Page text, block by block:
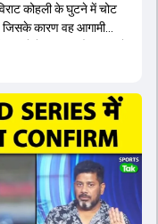
कोहली के घुटने में चोट
जिसके कारण वह आगामी
में सामान्य तौर पर 4 से
पड़ी तो 3 से 5 महीने
14 जुलाई से शुरू होने वाले
बन गया है। दूसरी
शर्मा को भी अभी तक
वाली चयन समिति की
कोहली को फिटनेस की शर्त